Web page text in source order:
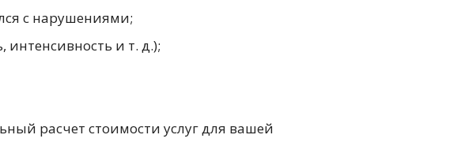
с нарушениями;
и т. д.);
расчет стоимости услуг для вашей